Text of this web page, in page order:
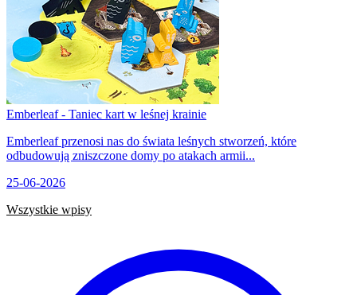
Emberleaf - Taniec kart w leśnej krainie
Emberleaf przenosi nas do świata leśnych stworzeń, które
odbudowują zniszczone domy po atakach armii...
25-06-2026
Wszystkie wpisy